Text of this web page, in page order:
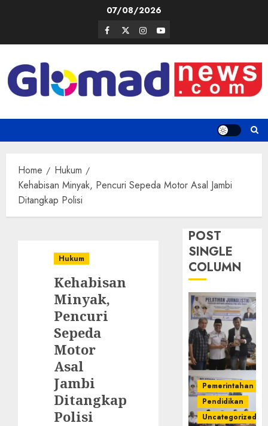
07/08/2026
Facebook
TwitterInstagram
Youtube
Home
Hukum
Kehabisan Minyak, Pencuri Sepeda Motor Asal Jambi
Ditangkap Polisi
Hukum
Kehabisan
Minyak,
Pencuri
Sepeda
Motor
Asal
Jambi
Ditangkap
Polisi
POST
SINGLE
COLUMN
Pemerintahan
Pendidikan
Uncategorized